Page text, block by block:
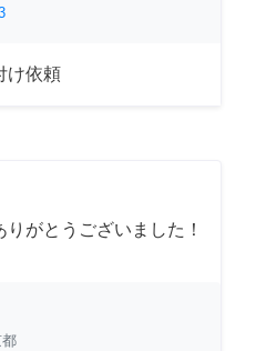
け依頼
がとうございました！